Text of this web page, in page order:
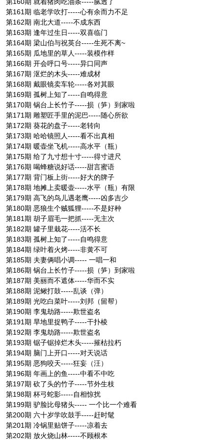
第161期 临老学吹打-----心有余而力不足
第162期 南北大道-----不成东西
第163期 逢年过生日-----双喜临门
第164期 梁山伯与祝英台-----生死不离~
第165期 瓜地里的草人-----装模作样
第166期 开会呼口号-----异口同声
第167期 沤烂的木头-----难成材
第168期 戴眼镜卖车轮-----各对其眼
第169期 孤树上知了-----自鸣得意
第170期 锅台上长竹子-----损（笋）到家啦
第171期 雕塑匠手里的泥巴-----随心所欲
第172期 葵花的盘子-----老转向
第173期 哈哈镜照人-----看不出真相
第174期 暖壶坐飞机-----高水平（瓶）
第175期 给了九寸想十寸-----得寸进尺
第176期 喝蜂糖说好话-----甜言蜜语
第177期 背门板上街-----好大的牌子
第178期 地摊上卖暖壶-----水平（瓶）有限
第179期 高飞的鸟儿遇老鹰-----凶多吉少
第180期 恶狼生个贼狐狸-----不是好种
第181期 胡子眉毛一把抓-----无主次
第182期 罐子里栽花-----活不长
第183期 孤树上知了-----自鸣得意
第184期 绿叶着火烤-----非黄不可
第185期 夫妻俩唱小调----- 一唱一和
第186期 锅台上长竹子-----损（笋）到家啦
第187期 美丽而不遮体-----华而不实
第188期 泥鳅打鼓-----乱谈（弹）
第189期 光吃白菜叶-----刘邦（留帮）
第190期 李鬼劫路-----欺世盗名
第191期 旱地里捉鸭子-----干扑棱
第192期 李鬼劫路-----欺世盗名
第193期 锯子锯掉烂木头-----摧枯拉朽
第194期 脑门上开口-----对天说话
第195期 恶狗咬天-----狂妄（汪）
第196期 年画上的鱼-----中看不中吃
第197期 砍了头的竹子-----节外生枝
第198期 杯弓蛇影-----自相惊扰
第199期 驴脸比母猪头----- 一个比一个难看
第200期 六十岁学吹鼓手-----赶时髦
第201期 冷锅里贴饼子-----凉着去
第202期 放火烧山林-----不顾根本